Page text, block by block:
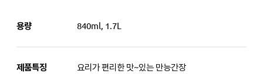
용량 840ml, 1.7L
제품특징
요리가 편리한 맛~있는 만능간장